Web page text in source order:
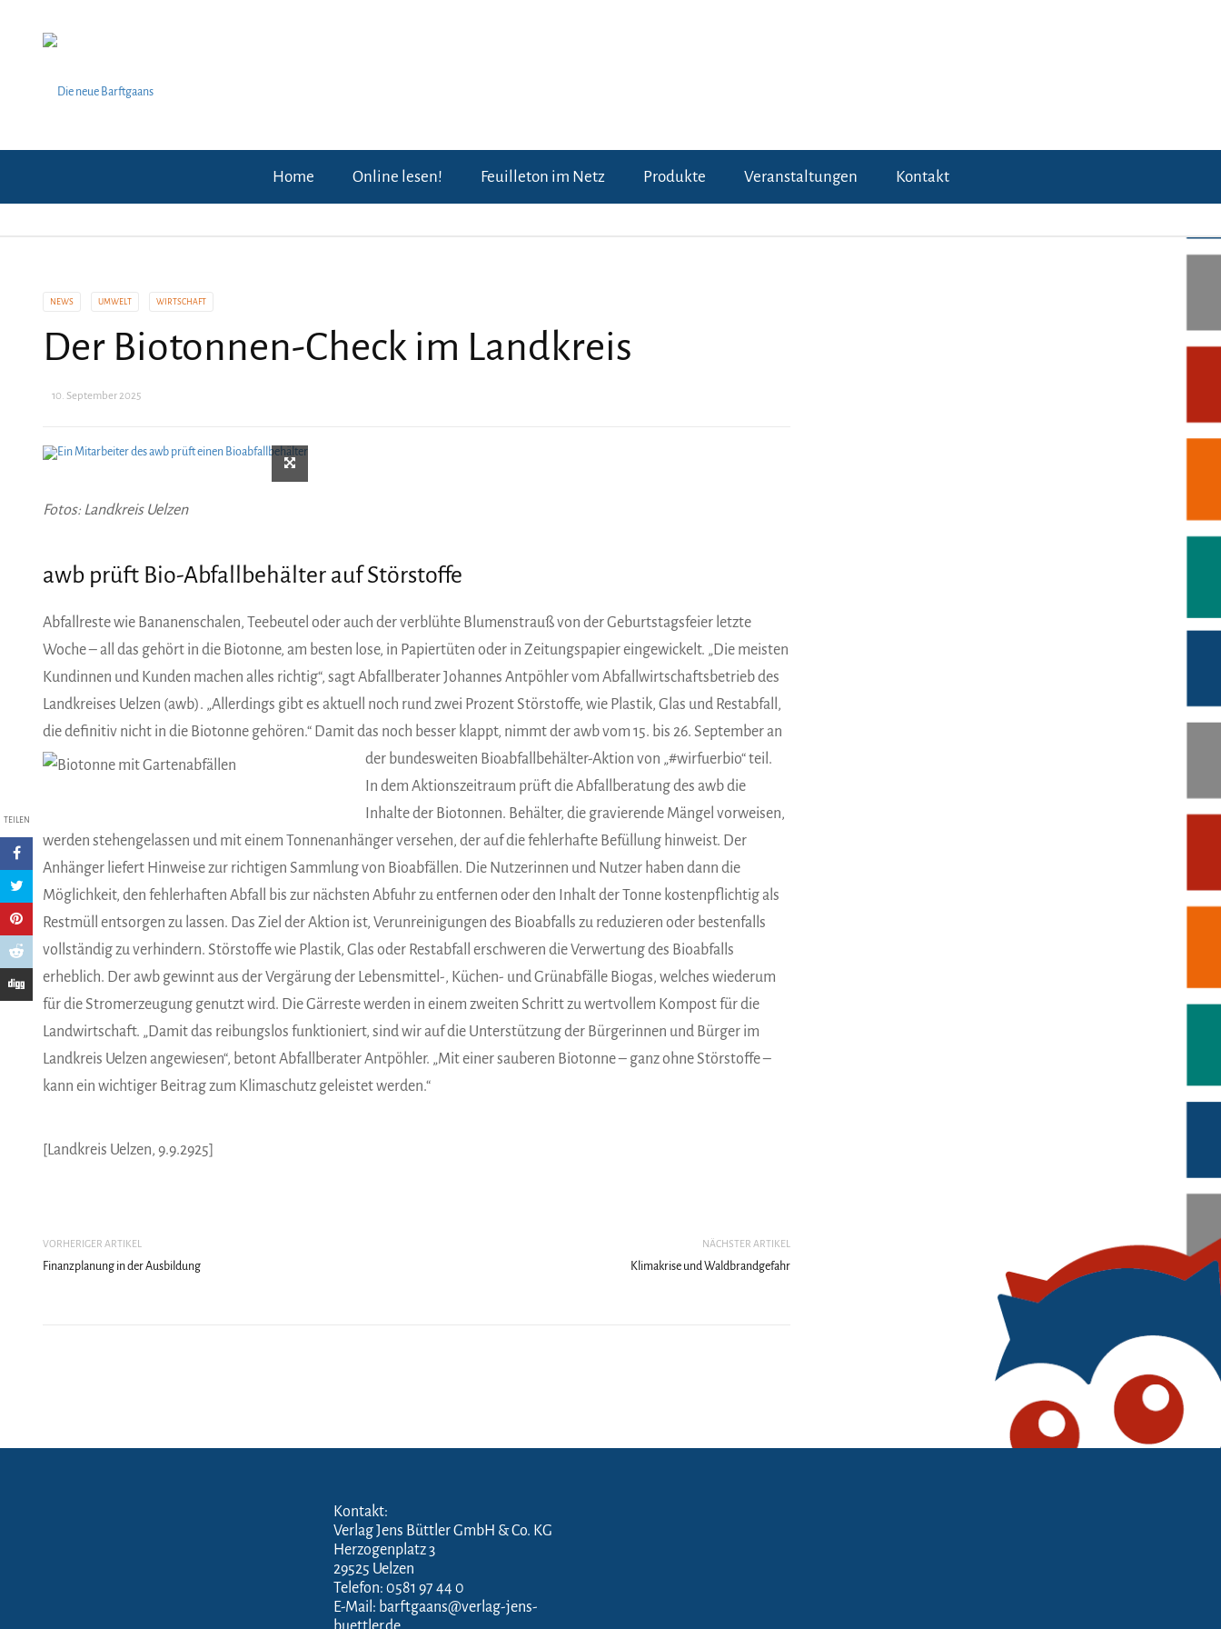
Home Online lesen! Feuilleton im Netz Produkte Veranstaltungen Kontakt
NEWS UMWELT WIRTSCHAFT
Der Biotonnen-Check im Landkreis
10. September 2025
TEILEN
Fotos: Landkreis Uelzen
awb prüft Bio-Abfallbehälter auf Störstoffe
Abfallreste wie Bananenschalen, Teebeutel oder auch der verblühte Blumenstrauß von der Geburtstagsfeier letzte
Woche – all das gehört in die Biotonne, am besten lose, in Papiertüten oder in Zeitungspapier eingewickelt. „Die meisten
Kundinnen und Kunden machen alles richtig“, sagt Abfallberater Johannes Antpöhler vom Abfallwirtschaftsbetrieb des
Landkreises Uelzen (awb). „Allerdings gibt es aktuell noch rund zwei Prozent Störstoffe, wie Plastik, Glas und Restabfall,
die definitiv nicht in die Biotonne gehören.“ Damit das noch besser klappt, nimmt der awb vom 15. bis 26. September an
der bundesweiten Bioabfallbehälter-Aktion von „#wirfuerbio“ teil.
In dem Aktionszeitraum prüft die Abfallberatung des awb die
Inhalte der Biotonnen. Behälter, die gravierende Mängel vorweisen,
werden stehengelassen und mit einem Tonnenanhänger versehen, der auf die fehlerhafte Befüllung hinweist. Der
Anhänger liefert Hinweise zur richtigen Sammlung von Bioabfällen. Die Nutzerinnen und Nutzer haben dann die
Möglichkeit, den fehlerhaften Abfall bis zur nächsten Abfuhr zu entfernen oder den Inhalt der Tonne kostenpflichtig als
Restmüll entsorgen zu lassen. Das Ziel der Aktion ist, Verunreinigungen des Bioabfalls zu reduzieren oder bestenfalls
vollständig zu verhindern. Störstoffe wie Plastik, Glas oder Restabfall erschweren die Verwertung des Bioabfalls
erheblich. Der awb gewinnt aus der Vergärung der Lebensmittel-, Küchen- und Grünabfälle Biogas, welches wiederum
für die Stromerzeugung genutzt wird. Die Gärreste werden in einem zweiten Schritt zu wertvollem Kompost für die
Landwirtschaft. „Damit das reibungslos funktioniert, sind wir auf die Unterstützung der Bürgerinnen und Bürger im
Landkreis Uelzen angewiesen“, betont Abfallberater Antpöhler. „Mit einer sauberen Biotonne – ganz ohne Störstoffe –
kann ein wichtiger Beitrag zum Klimaschutz geleistet werden.“
[Landkreis Uelzen, 9.9.2925]
VORHERIGER ARTIKEL
Finanzplanung in der Ausbildung
NÄCHSTER ARTIKEL
Klimakrise und Waldbrandgefahr
Kontakt:
Verlag Jens Büttler GmbH & Co. KG
Herzogenplatz 3
29525 Uelzen
Telefon: 0581 97 44 0
E-Mail: barftgaans@verlag-jens-